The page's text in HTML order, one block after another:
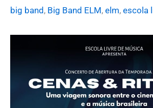
big band , Big Band ELM, elm, escola